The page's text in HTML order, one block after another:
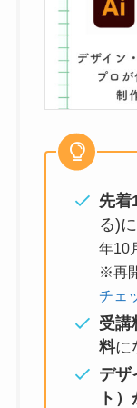
先着
る)に
年10
※再
チェ
受講
料に
デザ
ト